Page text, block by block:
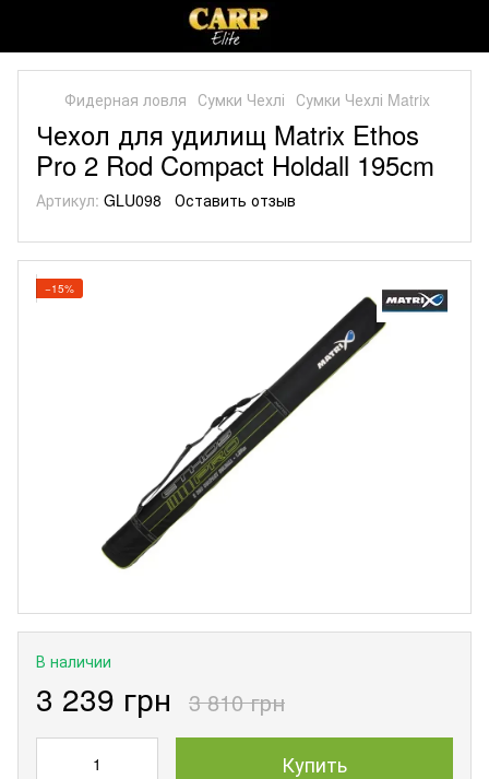
Фидерная ловля Сумки Чехлі Сумки Чехлі Matrix
Чехол для удилищ Matrix Ethos
Pro 2 Rod Compact Holdall 195cm
Артикул: GLU098 Оставить отзыв
−15%
В наличии
3 239 грн 3 810 грн
Купить